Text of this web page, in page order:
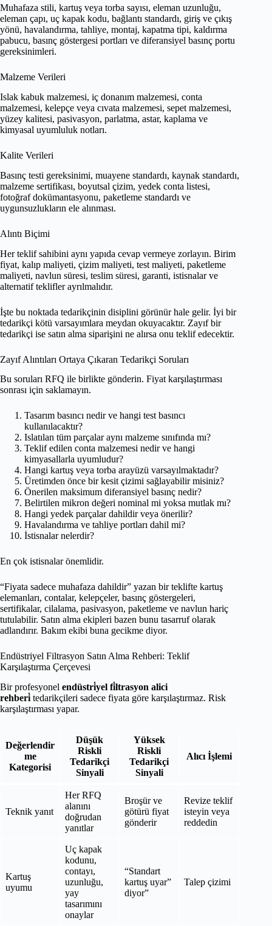
Muhafaza stili, kartuş veya torba sayısı, eleman uzunluğu,
eleman çapı, uç kapak kodu, bağlantı standardı, giriş ve çıkış
yönü, havalandırma, tahliye, montaj, kapatma tipi, kaldırma
pabucu, basınç göstergesi portları ve diferansiyel basınç portu
gereksinimleri.
Malzeme Verileri
Islak kabuk malzemesi, iç donanım malzemesi, conta
malzemesi, kelepçe veya cıvata malzemesi, sepet malzemesi,
yüzey kalitesi, pasivasyon, parlatma, astar, kaplama ve
kimyasal uyumluluk notları.
Kalite Verileri
Basınç testi gereksinimi, muayene standardı, kaynak standardı,
malzeme sertifikası, boyutsal çizim, yedek conta listesi,
fotoğraf dokümantasyonu, paketleme standardı ve
uygunsuzlukların ele alınması.
Alıntı Biçimi
Her teklif sahibini aynı yapıda cevap vermeye zorlayın. Birim
fiyat, kalıp maliyeti, çizim maliyeti, test maliyeti, paketleme
maliyeti, navlun süresi, teslim süresi, garanti, istisnalar ve
alternatif teklifler ayrılmalıdır.
İşte bu noktada tedarikçinin disiplini görünür hale gelir. İyi bir
tedarikçi kötü varsayımlara meydan okuyacaktır. Zayıf bir
tedarikçi ise satın alma siparişini ne alırsa onu teklif edecektir.
Zayıf Alıntıları Ortaya Çıkaran Tedarikçi Soruları
Bu soruları RFQ ile birlikte gönderin. Fiyat karşılaştırması
sonrası için saklamayın.
Tasarım basıncı nedir ve hangi test basıncı
kullanılacaktır?
Islatılan tüm parçalar aynı malzeme sınıfında mı?
Teklif edilen conta malzemesi nedir ve hangi
kimyasallarla uyumludur?
Hangi kartuş veya torba arayüzü varsayılmaktadır?
Üretimden önce bir kesit çizimi sağlayabilir misiniz?
Önerilen maksimum diferansiyel basınç nedir?
Belirtilen mikron değeri nominal mi yoksa mutlak mı?
Hangi yedek parçalar dahildir veya önerilir?
Havalandırma ve tahliye portları dahil mi?
İstisnalar nelerdir?
En çok istisnalar önemlidir.
“Fiyata sadece muhafaza dahildir” yazan bir teklifte kartuş
elemanları, contalar, kelepçeler, basınç göstergeleri,
sertifikalar, cilalama, pasivasyon, paketleme ve navlun hariç
tutulabilir. Satın alma ekipleri bazen bunu tasarruf olarak
adlandırır. Bakım ekibi buna gecikme diyor.
Endüstriyel Filtrasyon Satın Alma Rehberi: Teklif
Karşılaştırma Çerçevesi
Bir profesyonel endüstri̇yel fi̇ltrasyon alici
rehberi̇ tedarikçileri sadece fiyata göre karşılaştırmaz. Risk
karşılaştırması yapar.
Değerlendir
me
Kategorisi
Düşük
Riskli
Tedarikçi
Sinyali
Yüksek
Riskli
Tedarikçi
Sinyali
Alıcı İşlemi
Teknik yanıt
Her RFQ
alanını
doğrudan
yanıtlar
Broşür ve
götürü fiyat
gönderir
Revize teklif
isteyin veya
reddedin
Kartuş
uyumu
Uç kapak
kodunu,
contayı,
uzunluğu,
yay
tasarımını
onaylar
“Standart
kartuş uyar”
diyor”
Talep çizimi